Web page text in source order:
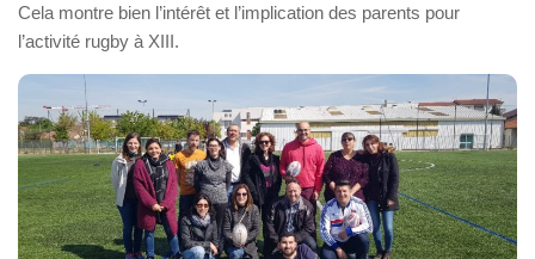
Cela montre bien l’intérêt et l’implication des parents pour
l’activité rugby à XIII.